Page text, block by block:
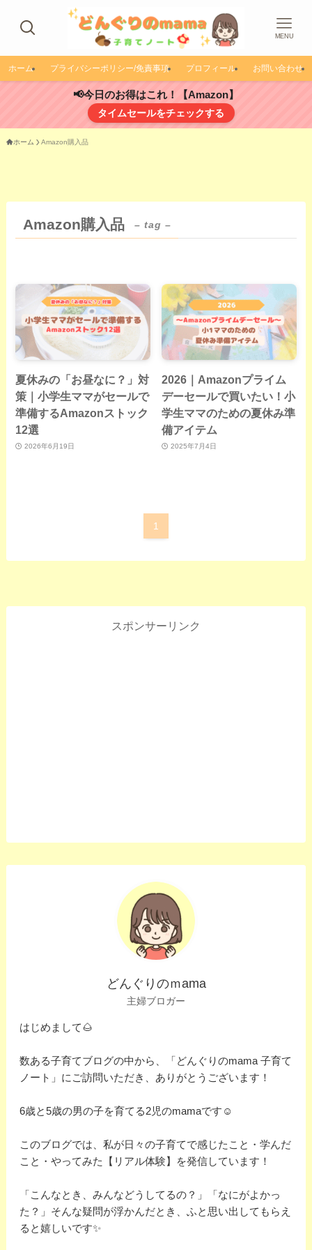
MENU
ホーム プライバシーポリシー/免責事項 プロフィール お問い合わせ
📢今日のお得はこれ！【Amazon】
タイムセールをチェックする
ホーム Amazon購入品
Amazon購入品 – tag –
夏休みの「お昼なに？」対
策｜小学生ママがセールで
準備するAmazonストック
12選
2026年6月19日
2026｜Amazonプライム
デーセールで買いたい！小
学生ママのための夏休み準
備アイテム
2025年7月4日
1
スポンサーリンク
どんぐりのｍama
主婦ブロガー
はじめまして🌰
数ある子育てブログの中から、「どんぐりのmama 子育て
ノート」にご訪問いただき、ありがとうございます！
6歳と5歳の男の子を育てる2児のmamaです☺️
このブログでは、私が日々の子育てで感じたこと・学んだ
こと・やってみた【リアル体験】を発信しています！
「こんなとき、みんなどうしてるの？」「なにがよかっ
た？」そんな疑問が浮かんだとき、ふと思い出してもらえ
ると嬉しいです✨️